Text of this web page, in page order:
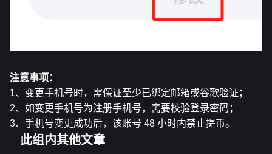
注意事项：
1、变更手机号时，需保证至少已绑定邮箱或谷歌验证；
2、如变更手机号为注册手机号，需要校验登录密码；
3、手机号变更成功后，该账号 48 小时内禁止提币。
此组内其他文章